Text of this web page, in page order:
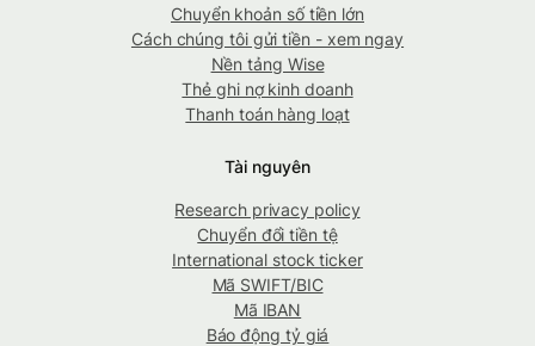
Chuyển khoản số tiền lớn
Cách chúng tôi gửi tiền - xem ngay
Nền tảng Wise
Thẻ ghi nợ kinh doanh
Thanh toán hàng loạt
Tài nguyên
Research privacy policy
Chuyển đổi tiền tệ
International stock ticker
Mã SWIFT/BIC
Mã IBAN
Báo động tỷ giá